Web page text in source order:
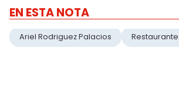
EN ESTA NOTA
Ariel Rodriguez Palacios Restaurante